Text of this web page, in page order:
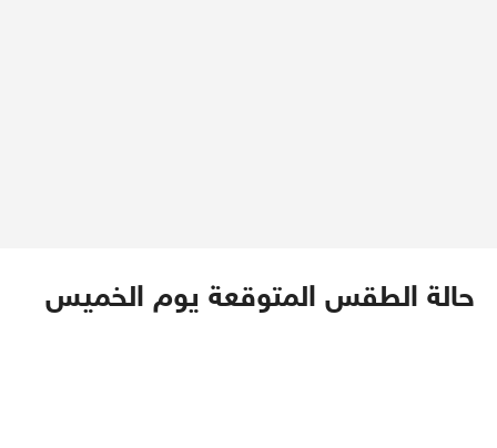
حالة الطقس المتوقعة يوم الخميس